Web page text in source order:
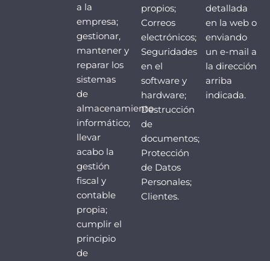
a la
empresa;
gestionar,
mantener y
reparar los
sistemas
de
almacenamiento
informático;
llevar
acabo la
gestión
fiscal y
contable
propia;
cumplir el
principio
de
propios;
Correos
electrónicos;
Seguridades
en el
software y
hardware;
Destrucción
de
documentos;
Protección
de Datos
Personales;
Clientes.
detallada
en la web o
enviando
un e-mail a
la dirección
arriba
indicada.